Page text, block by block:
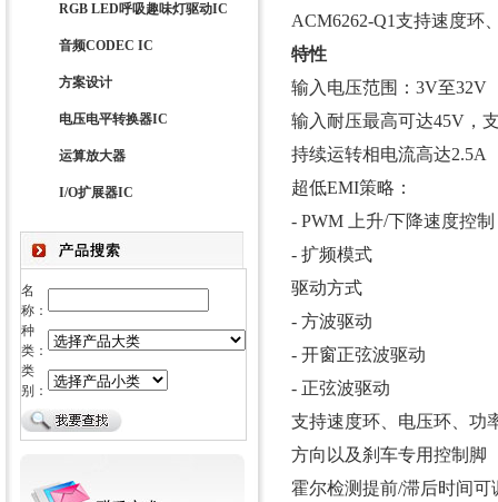
RGB LED呼吸趣味灯驱动IC
音频CODEC IC
方案设计
电压电平转换器IC
运算放大器
I/O扩展器IC
名
称：
种
类：
类
别：
ACM6262-Q1支持速度环
特性
输入电压范围：3V至32V
输入耐压最高可达45V，
持续运转相电流高达2.5A
超低EMI策略：
- PWM 上升/下降速度控制
- 扩频模式
驱动方式
- 方波驱动
- 开窗正弦波驱动
- 正弦波驱动
支持速度环、电压环、功
方向以及刹车专用控制脚
霍尔检测提前/滞后时间可